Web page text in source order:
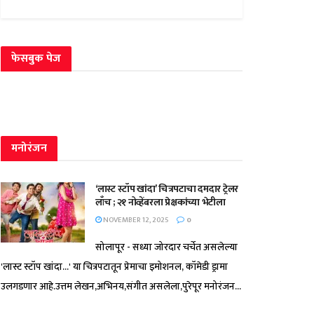
फेसबुक पेज
मनोरंजन
‘लास्ट स्टॉप खांदा’ चित्रपटाचा दमदार ट्रेलर
लाँच ; २१ नोव्हेंबरला प्रेक्षकांच्या भेटीला
NOVEMBER 12, 2025 0
सोलापूर - सध्या जोरदार चर्चेत असलेल्या
'लास्ट स्टॉप खांदा...' या चित्रपटातून प्रेमाचा इमोशनल, कॉमेडी ड्रामा
उलगडणार आहे.उत्तम लेखन,अभिनय,संगीत असलेला,पुरेपूर मनोरंजन...